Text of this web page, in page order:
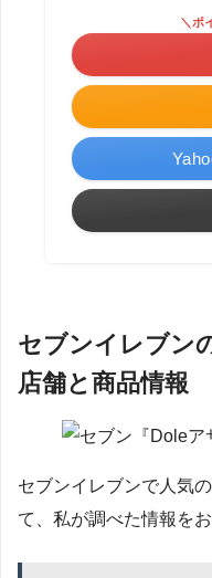
＼ポ
セブンイレブン
店舗と商品情報
セブンイレブンで人気
て、私が調べた情報をお